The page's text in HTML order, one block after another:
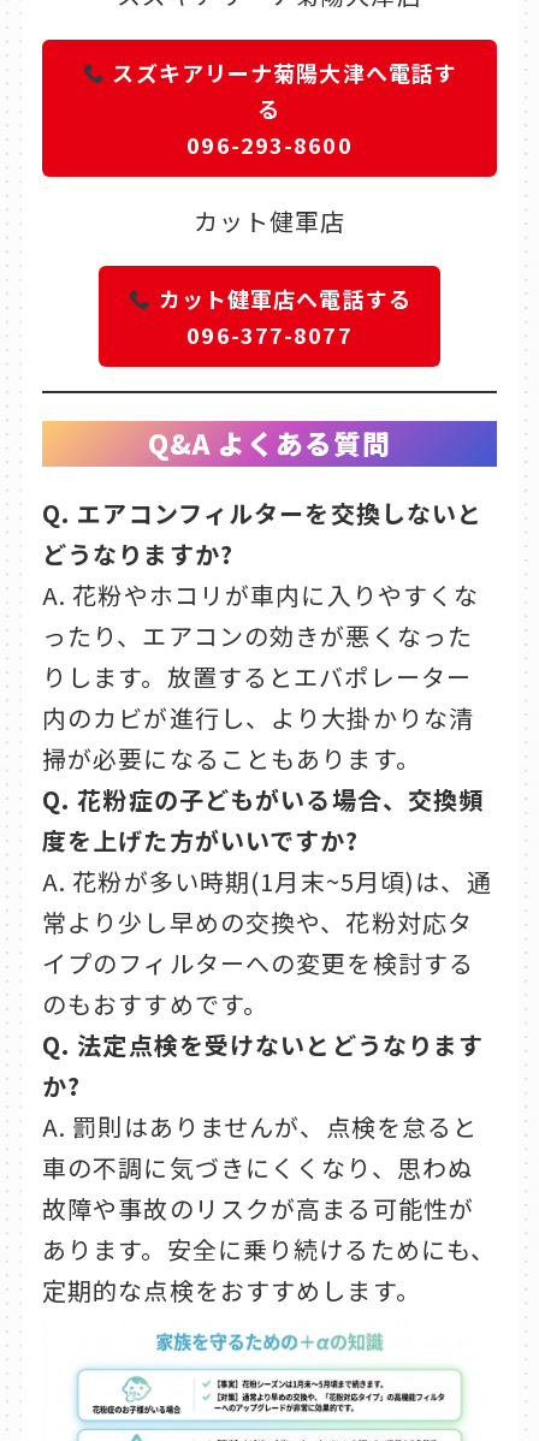
スズキアリーナ菊陽大津へ電話す
る
096-293-8600
カット健軍店
カット健軍店へ電話する
096-377-8077
Q&A よくある質問
Q. エアコンフィルターを交換しないと
どうなりますか?
A. 花粉やホコリが車内に入りやすくな
ったり、エアコンの効きが悪くなった
りします。放置するとエバポレーター
内のカビが進行し、より大掛かりな清
掃が必要になることもあります。
Q. 花粉症の子どもがいる場合、交換頻
度を上げた方がいいですか?
A. 花粉が多い時期(1月末~5月頃)は、通
常より少し早めの交換や、花粉対応タ
イプのフィルターへの変更を検討する
のもおすすめです。
Q. 法定点検を受けないとどうなります
か?
A. 罰則はありませんが、点検を怠ると
車の不調に気づきにくくなり、思わぬ
故障や事故のリスクが高まる可能性が
あります。安全に乗り続けるためにも、
定期的な点検をおすすめします。